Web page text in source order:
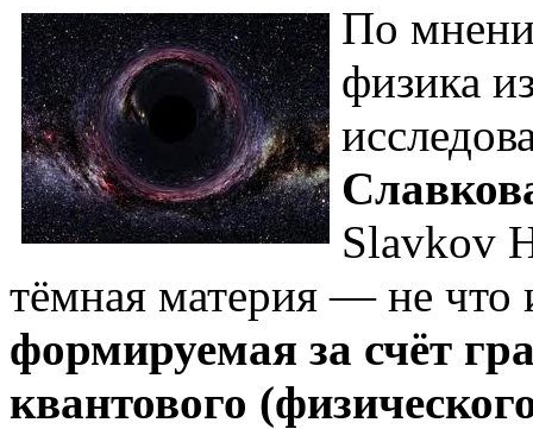
По
физика
Slavkov
тёмная материя — не что
формируемая за счёт
квантового